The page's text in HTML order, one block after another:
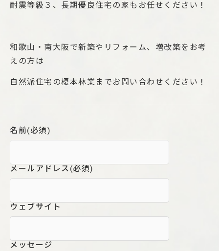
耐震等級３、長期優良住宅の家もお任せください！
和歌山・南大阪で新築やリフォーム、増改築をお考
えの方は
自然派住宅の榎本林業までお問い合わせください！
名前(必須)
メールアドレス (必須)
ウェブサイト
メッセージ